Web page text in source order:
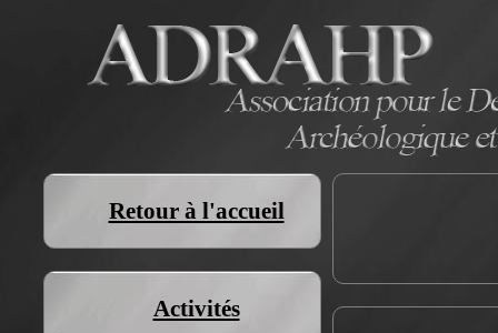
Retour à l'accueil
Activités